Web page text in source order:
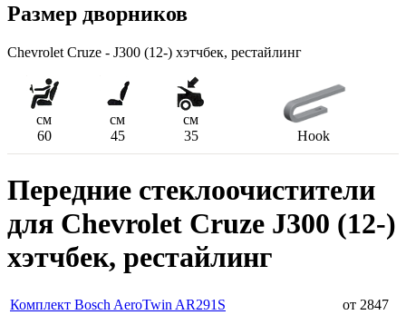
Размер дворников
Chevrolet Cruze - J300 (12-) хэтчбек, рестайлинг
см см
см
60
45 35 Hook
Передние стеклоочистители
для Chevrolet Cruze J300 (12-)
хэтчбек, рестайлинг
Комплект Bosch AeroTwin AR291S
от 2847